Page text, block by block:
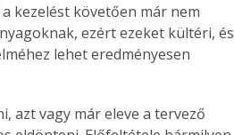
kezelést követően már nem
ezért ezeket kültéri, és
lehet eredményesen